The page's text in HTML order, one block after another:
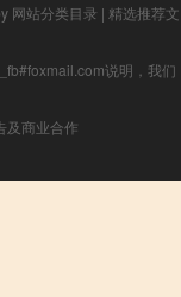
网站分类目录 | 精选推荐文
说明，我们
及商业合作